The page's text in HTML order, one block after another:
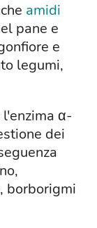
amidi
pane e
e
legumi,
α-
dei
borborigmi